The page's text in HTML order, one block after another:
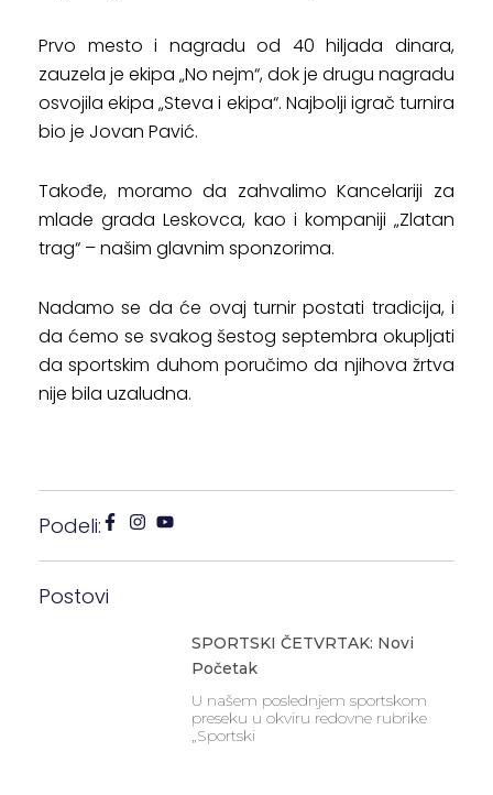
Prvo mesto i nagradu od 40 hiljada dinara,
zauzela je ekipa „No nejm“, dok je drugu nagradu
osvojila ekipa „Steva i ekipa“. Najbolji igrač turnira
bio je Jovan Pavić.
Takođe, moramo da zahvalimo Kancelariji za
mlade grada Leskovca, kao i kompaniji „Zlatan
trag“ – našim glavnim sponzorima.
Nadamo se da će ovaj turnir postati tradicija, i
da ćemo se svakog šestog septembra okupljati
da sportskim duhom poručimo da njihova žrtva
nije bila uzaludna.
Podeli:
Postovi
SPORTSKI ČETVRTAK: Novi
Početak
U našem poslednjem sportskom
preseku u okviru redovne rubrike
„Sportski